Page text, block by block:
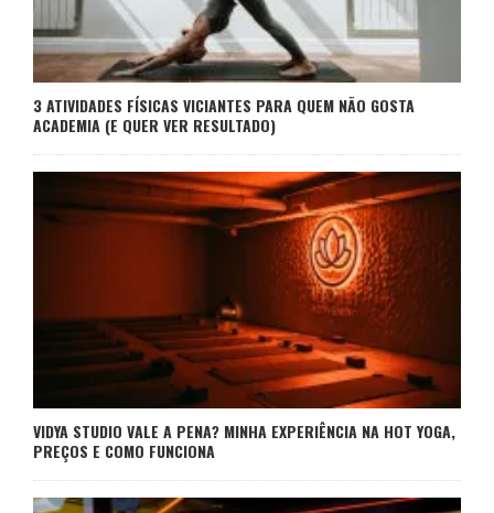
3 ATIVIDADES FÍSICAS VICIANTES PARA QUEM NÃO GOSTA
ACADEMIA (E QUER VER RESULTADO)
VIDYA STUDIO VALE A PENA? MINHA EXPERIÊNCIA NA HOT YOGA,
PREÇOS E COMO FUNCIONA